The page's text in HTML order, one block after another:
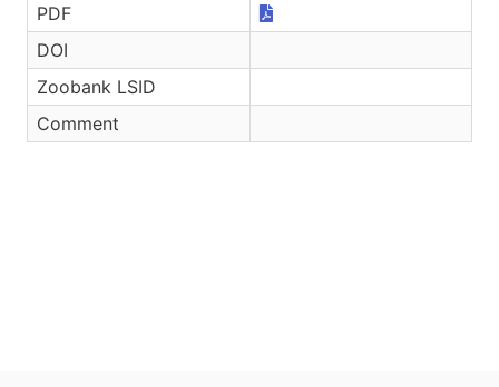
PDF
DOI
Zoobank LSID
Comment